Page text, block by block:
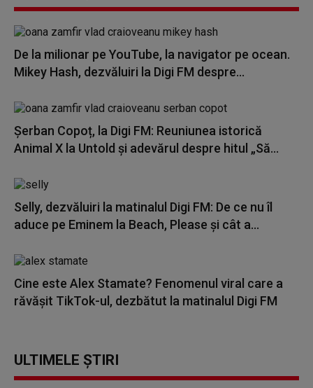
De la milionar pe YouTube, la navigator pe ocean.
Mikey Hash, dezvăluiri la Digi FM despre...
Șerban Copoț, la Digi FM: Reuniunea istorică
Animal X la Untold și adevărul despre hitul „Să...
Selly, dezvăluiri la matinalul Digi FM: De ce nu îl
aduce pe Eminem la Beach, Please și cât a...
Cine este Alex Stamate? Fenomenul viral care a
răvășit TikTok-ul, dezbătut la matinalul Digi FM
ULTIMELE ȘTIRI